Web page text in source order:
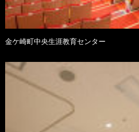
金ケ崎町中央生涯教育センター